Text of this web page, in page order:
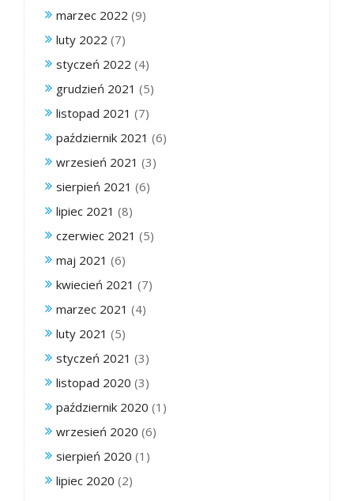
marzec 2022 (9)
luty 2022 (7)
styczeń 2022 (4)
grudzień 2021 (5)
listopad 2021 (7)
październik 2021 (6)
wrzesień 2021 (3)
sierpień 2021 (6)
lipiec 2021 (8)
czerwiec 2021 (5)
maj 2021 (6)
kwiecień 2021 (7)
marzec 2021 (4)
luty 2021 (5)
styczeń 2021 (3)
listopad 2020 (3)
październik 2020 (1)
wrzesień 2020 (6)
sierpień 2020 (1)
lipiec 2020 (2)